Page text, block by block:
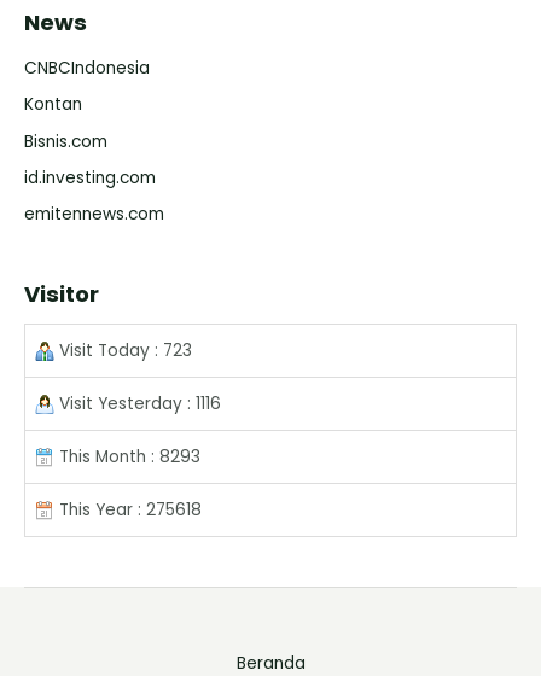
News
CNBCIndonesia
Kontan
Bisnis.com
id.investing.com
emitennews.com
Visitor
Visit Today : 723
Visit Yesterday : 1116
This Month : 8293
This Year : 275618
Beranda